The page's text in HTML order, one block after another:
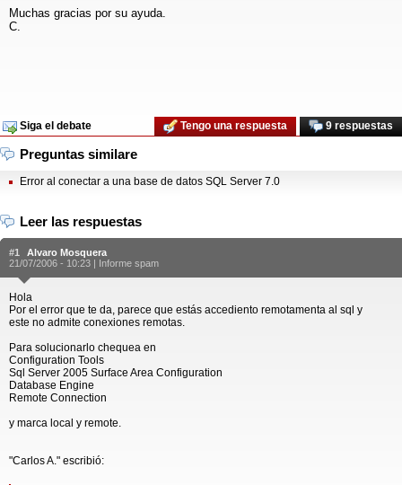
Muchas gracias por su ayuda.
C.
Siga el debate 9 respuestas
Tengo una respuesta
Preguntas similare
Error al conectar a una base de datos SQL Server 7.0
Leer las respuestas
#1
Alvaro Mosquera
21/07/2006 - 10:23 | Informe spam
Hola
Por el error que te da, parece que estás accediento remotamenta al sql y
este no admite conexiones remotas.
Para solucionarlo chequea en
Configuration Tools
Sql Server 2005 Surface Area Configuration
Database Engine
Remote Connection
y marca local y remote.
"Carlos A." escribió: